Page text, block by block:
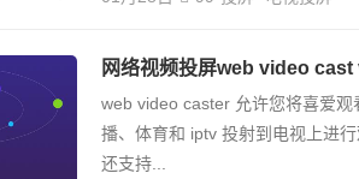
网络视频投屏web video
web video caster 允许您将喜爱
播、体育和 iptv 投射到电视上进
还支持...